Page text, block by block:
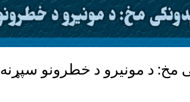
مخ: د مونیرو د خطرونو سپړنه